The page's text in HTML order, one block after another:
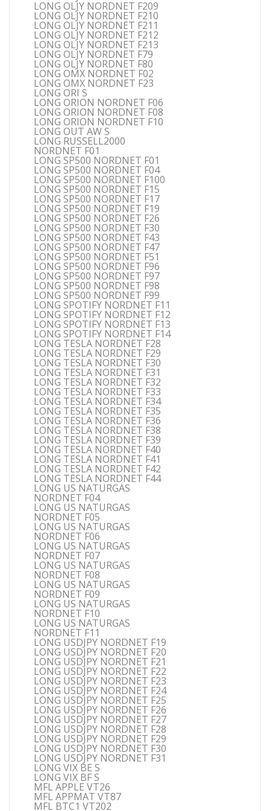
LONG OLJY NORDNET F209
LONG OLJY NORDNET F210
LONG OLJY NORDNET F211
LONG OLJY NORDNET F212
LONG OLJY NORDNET F213
LONG OLJY NORDNET F79
LONG OLJY NORDNET F80
LONG OMX NORDNET F02
LONG OMX NORDNET F23
LONG ORI S
LONG ORION NORDNET F06
LONG ORION NORDNET F08
LONG ORION NORDNET F10
LONG OUT AW S
LONG RUSSELL2000
NORDNET F01
LONG SP500 NORDNET F01
LONG SP500 NORDNET F04
LONG SP500 NORDNET F100
LONG SP500 NORDNET F15
LONG SP500 NORDNET F17
LONG SP500 NORDNET F19
LONG SP500 NORDNET F26
LONG SP500 NORDNET F30
LONG SP500 NORDNET F43
LONG SP500 NORDNET F47
LONG SP500 NORDNET F51
LONG SP500 NORDNET F96
LONG SP500 NORDNET F97
LONG SP500 NORDNET F98
LONG SP500 NORDNET F99
LONG SPOTIFY NORDNET F11
LONG SPOTIFY NORDNET F12
LONG SPOTIFY NORDNET F13
LONG SPOTIFY NORDNET F14
LONG TESLA NORDNET F28
LONG TESLA NORDNET F29
LONG TESLA NORDNET F30
LONG TESLA NORDNET F31
LONG TESLA NORDNET F32
LONG TESLA NORDNET F33
LONG TESLA NORDNET F34
LONG TESLA NORDNET F35
LONG TESLA NORDNET F36
LONG TESLA NORDNET F38
LONG TESLA NORDNET F39
LONG TESLA NORDNET F40
LONG TESLA NORDNET F41
LONG TESLA NORDNET F42
LONG TESLA NORDNET F44
LONG US NATURGAS
NORDNET F04
LONG US NATURGAS
NORDNET F05
LONG US NATURGAS
NORDNET F06
LONG US NATURGAS
NORDNET F07
LONG US NATURGAS
NORDNET F08
LONG US NATURGAS
NORDNET F09
LONG US NATURGAS
NORDNET F10
LONG US NATURGAS
NORDNET F11
LONG USDJPY NORDNET F19
LONG USDJPY NORDNET F20
LONG USDJPY NORDNET F21
LONG USDJPY NORDNET F22
LONG USDJPY NORDNET F23
LONG USDJPY NORDNET F24
LONG USDJPY NORDNET F25
LONG USDJPY NORDNET F26
LONG USDJPY NORDNET F27
LONG USDJPY NORDNET F28
LONG USDJPY NORDNET F29
LONG USDJPY NORDNET F30
LONG USDJPY NORDNET F31
LONG VIX BE S
LONG VIX BF S
MFL APPLE VT26
MFL APPMAT VT87
MFL BTC1 VT202